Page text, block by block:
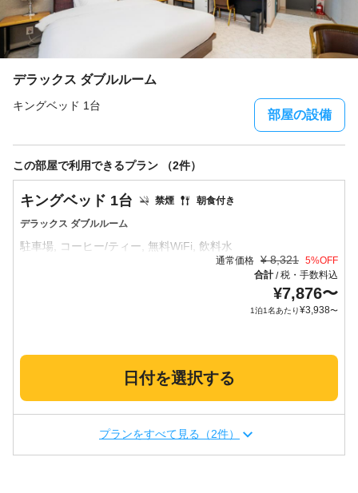
デラックス ダブルルーム
キングベッド 1台
部屋の設備
この部屋で利用できるプラン （2件）
デラックス ダブルルーム
禁煙 朝食付き
キングベッド 1台
通常価格 ¥ 8,321 5%OFF
合計/税・手数料込
¥7,876〜
1泊1名あたり¥3,938〜
日付を選択する
プランをすべて見る（2件）